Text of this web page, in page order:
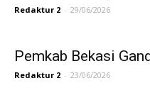
Redaktur 2 - 29/06/2026
Pemkab Bekasi
Redaktur 2 - 23/06/2026